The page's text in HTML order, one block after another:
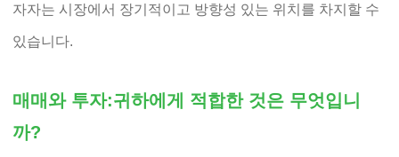
자자는 시장에서 장기적이고 방향성 있는 위치를 차지할 수
있습니다.
매매와 투자:귀하에게 적합한 것은 무엇입니
까?